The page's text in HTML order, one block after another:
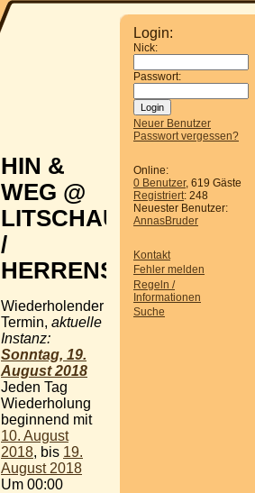
Login:
Nick:
Passwort:
Neuer Benutzer
Passwort vergessen?
Online:
0 Benutzer, 619 Gäste
Registriert: 248
Neuester Benutzer:
AnnasBruder
Kontakt
Fehler melden
Regeln /
Informationen
Suche
HIN &
WEG @
LITSCHAU
/
HERRENSEE
Wiederholender
Termin, aktuelle
Instanz:
Sonntag, 19.
August 2018
Jeden Tag
Wiederholung
beginnend mit
10. August
2018, bis 19.
August 2018
Um 00:00